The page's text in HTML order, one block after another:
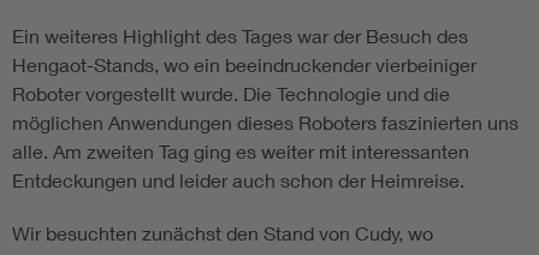
Ein weiteres Highlight des Tages war der Besuch des
Hengaot-Stands, wo ein beeindruckender vierbeiniger
Roboter vorgestellt wurde. Die Technologie und die
möglichen Anwendungen dieses Roboters faszinierten uns
alle. Am zweiten Tag ging es weiter mit interessanten
Entdeckungen und leider auch schon der Heimreise.
Wir besuchten zunächst den Stand von Cudy, wo